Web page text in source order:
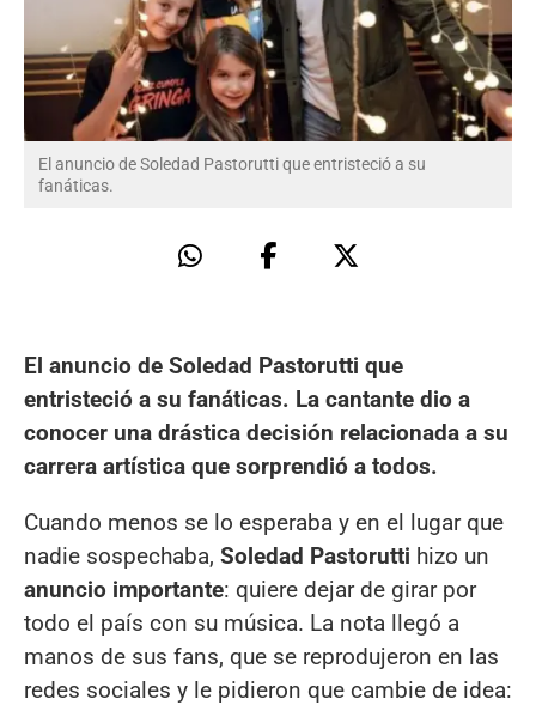
El anuncio de Soledad Pastorutti que entristeció a su
fanáticas.
El anuncio de Soledad Pastorutti que
entristeció a su fanáticas. La cantante dio a
conocer una drástica decisión relacionada a su
carrera artística que sorprendió a todos.
Cuando menos se lo esperaba y en el lugar que
nadie sospechaba, Soledad Pastorutti hizo un
anuncio importante: quiere dejar de girar por
todo el país con su música. La nota llegó a
manos de sus fans, que se reprodujeron en las
redes sociales y le pidieron que cambie de idea: